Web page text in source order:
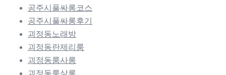
공주시풀싸롱코스
공주시풀싸롱후기
괴정동노래방
괴정동란제리룸
괴정동룸사롱